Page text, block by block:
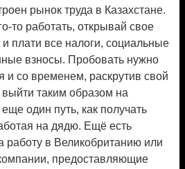
рынок труда в Казахстане.
то работать, открывай свое
плати все налоги, социальные
взносы. Пробовать нужно
и со временем, раскрутив свой
таким образом на
один путь, как получать
на дядю. Ещё есть
работу в Великобританию или
предоставляющие